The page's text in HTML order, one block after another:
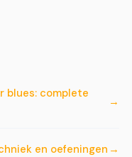
blues: complete
en oefeningen